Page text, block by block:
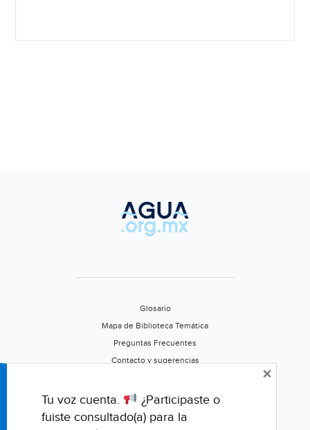
Glosario
Mapa de Biblioteca Temática
Preguntas Frecuentes
Contacto y sugerencias
Califica este portal
Tu voz cuenta.
¿Participaste o
fuiste consultado(a) para la
×